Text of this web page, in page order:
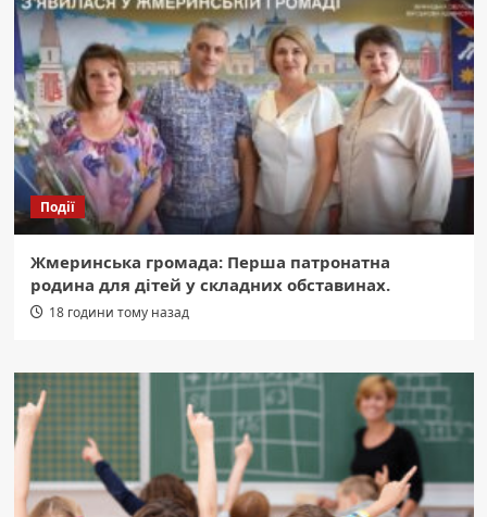
Події
Жмеринська громада: Перша патронатна
родина для дітей у складних обставинах.
18 години тому назад